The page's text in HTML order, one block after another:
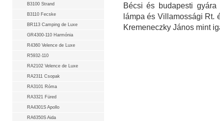
B3100 Strand
B3110 Fecske
BR113 Camping de Luxe
GR4300-110 Harmónia
R4360 Velence de Luxe
R5932-110
RA2102 Velence de Luxe
RA2311 Csopak
RA3101 Róma
RA3321 Füred
RA4301S Apollo
RA6350S Aida
Bécsi és budapesti
lámpa és Villamossági Rt.
Kremeneczky János mint